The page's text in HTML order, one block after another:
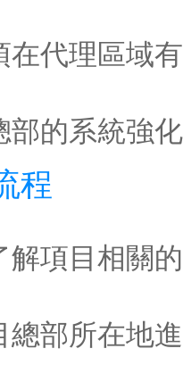
代理區域有
的系統強
程
項目相關的
所在地進